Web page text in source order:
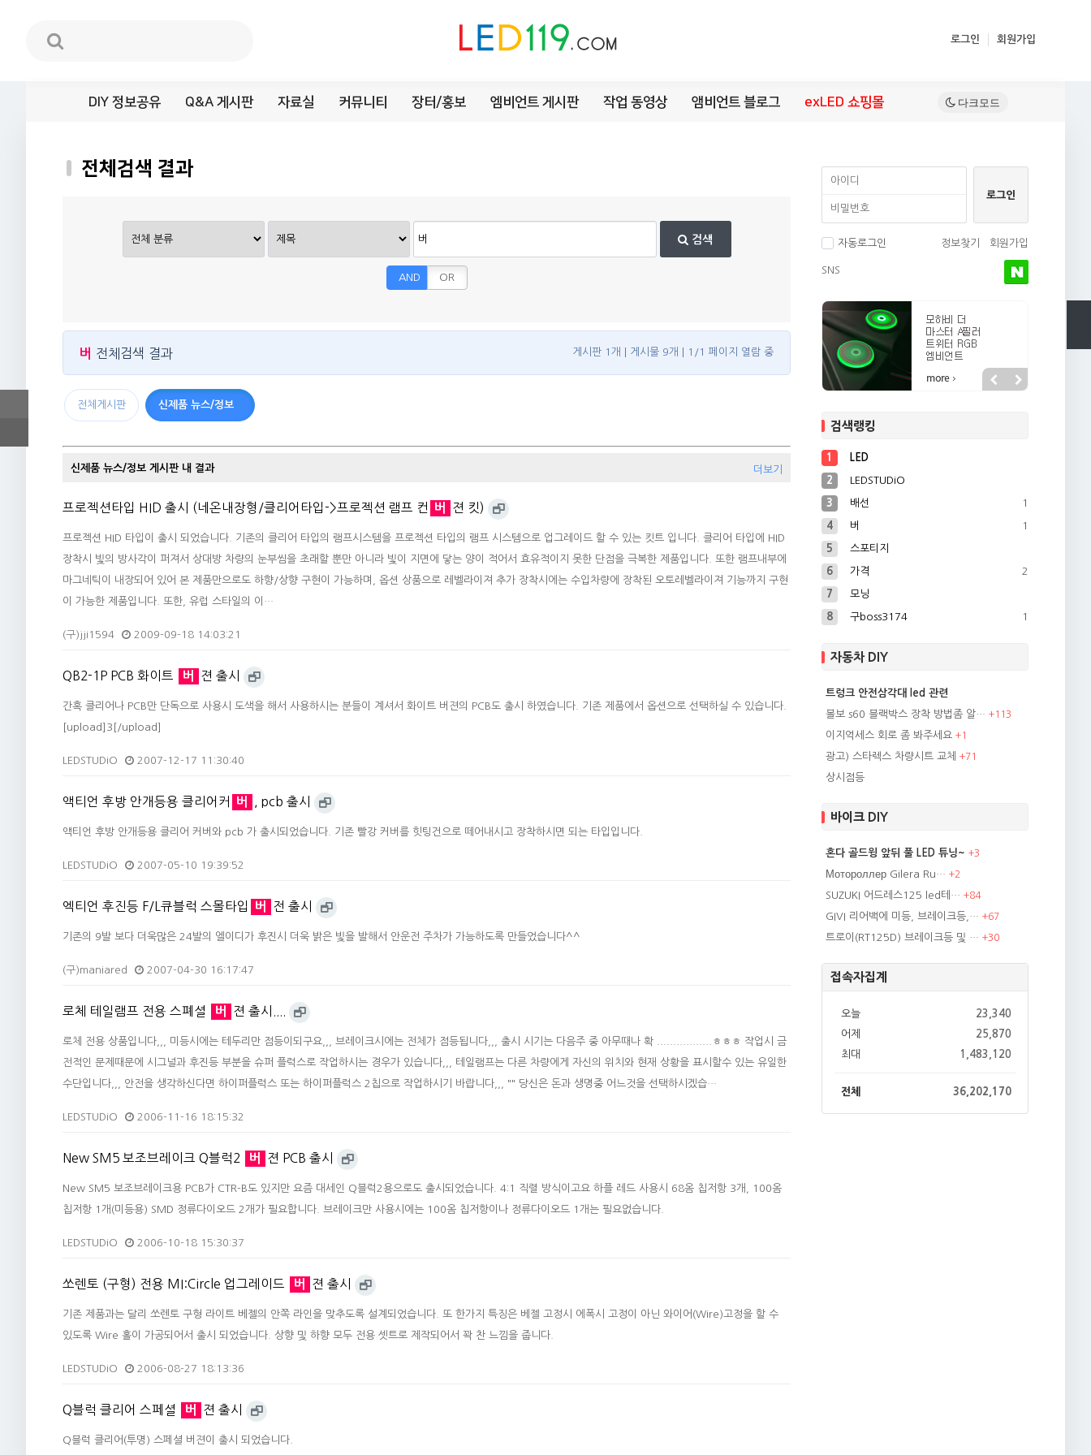
로그인 회원가입
DIY 정보공유 Q&A 게시판 자료실 커뮤니티 장터/홍보 엠비언트 게시판 작업 동영상 앰비언트 블로그 exLED 쇼핑몰
전체검색 결과
검색
AND OR
버 전체검색 결과 게시판 1개 게시물 9개 1/1 페이지 열람 중
전체게시판 신제품 뉴스/정보 9
신제품 뉴스/정보 게시판 내 결과 더보기
프로젝션타입 HID 출시 (네온내장형/클리어타입->프로젝션 램프 컨 버 젼 킷)
프로젝션 HID 타입이 출시 되었습니다. 기존의 클리어 타입의 램프시스템을 프로젝션 타입의 램프 시스템으로 업그레이드 할 수 있는 킷트 입니다. 클리어 타입에 HID
장착시 빛의 방사각이 퍼져서 상대방 차량의 눈부씸을 초래할 뿐만 아니라 빛이 지면에 닿는 양이 적어서 효유적이지 못한 단점을 극복한 제품입니다. 또한 램프내부에
마그네틱이 내장되어 있어 본 제품만으로도 하향/상향 구현이 가능하며, 옵션 상품으로 레벨라이져 추가 장착시에는 수입차량에 장착된 오토레벨라이져 기능까지 구현
이 가능한 제품입니다. 또한, 유럽 스타일의 이…
(구)jji1594 2009-09-18 14:03:21
QB2-1P PCB 화이트 버 젼 출시
간혹 클리어나 PCB만 단독으로 사용시 도색을 해서 사용하시는 분들이 계셔서 화이트 버젼의 PCB도 출시 하였습니다. 기존 제품에서 옵션으로 선택하실 수 있습니다.
[upload]3[/upload]
LEDSTUDiO 2007-12-17 11:30:40
액티언 후방 안개등용 클리어커 버 , pcb 출시
액티언 후방 안개등용 클리어 커버와 pcb 가 출시되었습니다. 기존 빨강 커버를 힛팅건으로 떼어내시고 장착하시면 되는 타입입니다.
LEDSTUDiO 2007-05-10 19:39:52
엑티언 후진등 F/L큐블럭 스몰타입 버 전 출시
기존의 9발 보다 더욱많은 24발의 엘이디가 후진시 더욱 밝은 빛을 발해서 안운전 주차가 가능하도록 만들었습니다^^
(구)maniared 2007-04-30 16:17:47
로체 테일램프 전용 스폐셜 버 젼 출시....
로체 전용 상품입니다,,, 미등시에는 테두리만 점등이되구요,,, 브레이크시에는 전체가 점등됩니다,,, 출시 시기는 다음주 중 아무때나 확 .................ㅎㅎㅎ 작업시 금
전적인 문제때문에 시그널과 후진등 부분을 슈퍼 플럭스로 작업하시는 경우가 있습니다,,, 테일램프는 다른 차량에게 자신의 위치와 현재 상황을 표시할수 있는 유일한
수단입니다,,, 안전을 생각하신다면 하이퍼플럭스 또는 하이퍼플럭스 2칩으로 작업하시기 바랍니다,,, "" 당신은 돈과 생명중 어느것을 선택하시겠습…
LEDSTUDiO 2006-11-16 18:15:32
New SM5 보조브레이크 Q블럭2 버 젼 PCB 출시
New SM5 보조브레이크용 PCB가 CTR-B도 있지만 요즘 대세인 Q블럭2용으로도 출시되었습니다. 4:1 직렬 방식이고요 하플 레드 사용시 68옴 칩저항 3개, 100옴
칩저항 1개(미등용) SMD 정류다이오드 2개가 필요합니다. 브레이크만 사용시에는 100옴 칩저항이나 정류다이오드 1개는 필요없습니다.
LEDSTUDiO 2006-10-18 15:30:37
쏘렌토 (구형) 전용 MI:Circle 업그레이드 버 젼 출시
기존 제품과는 달리 쏘렌토 구형 라이트 베젤의 안쪽 라인을 맞추도록 설계되었습니다. 또 한가지 특징은 베젤 고정시 에폭시 고정이 아닌 와이어(Wire)고정을 할 수
있도록 Wire 홀이 가공되어서 출시 되었습니다. 상향 및 하향 모두 전용 셋트로 제작되어서 꽉 찬 느낌을 줍니다.
LEDSTUDiO 2006-08-27 18:13:36
Q블럭 클리어 스페셜 버 젼 출시
Q블럭 클리어(투명) 스페셜 버젼이 출시 되었습니다.
자동로그인 정보찾기 회원가입
SNS
검색랭킹
1 LED
2 LEDSTUDiO
3 배선 1
4 버 1
5 스포티지
6 가격 2
7 모닝
8 구boss3174 1
자동차 DIY
트렁크 안전삼각대 led 관련
볼보 s60 블랙박스 장착 방법좀 알… +113
이지억세스 회로 좀 봐주세요 +1
광고) 스타렉스 차량시트 교체 +71
상시점등
바이크 DIY
혼다 골드윙 앞뒤 풀 LED 튜닝~ +3
Мотороллер Gilera Ru… +2
SUZUKI 어드레스125 led테… +84
GIVI 리어백에 미등, 브레이크등,… +67
트로이(RT125D) 브레이크등 및 … +30
접속자집계
오늘
23,340
어제
25,870
최대
1,483,120
전체 36,202,170